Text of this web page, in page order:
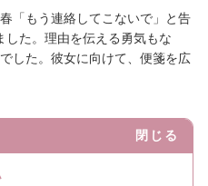
「もう連絡してこないで」と告
した。理由を伝える勇気もな
した。彼女に向けて、便箋を広
閉じる